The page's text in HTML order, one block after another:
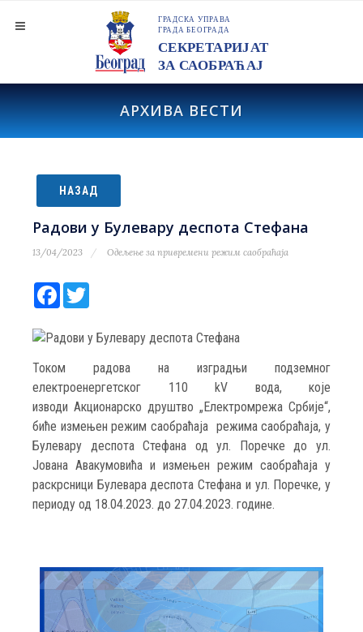
АРХИВА ВЕСТИ
НАЗАД
Радови у Булевару деспота Стефана
13/04/2023 Одељење за привремени режим саобраћаја
Facebook
Током радова на изградњи подземног
електроенергетског 110 kV вода, које
изводи Акционарско друштво „Електромрежа Србије“,
биће измењен режим саобраћаја режима саобраћаја, у
Булевару деспота Стефана од ул. Поречке до ул.
Јована Авакумовића и измењен режим саобраћаја у
раскрсници Булевара деспота Стефана и ул. Поречке, у
периоду од 18.04.2023. до 27.04.2023. године.